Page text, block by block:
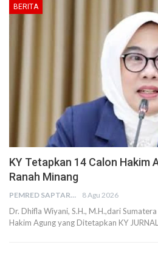
BERITA
KY Tetapkan 14 Calon Hakim
Ranah Minang
PEMRED SAPTARIUS 8 Agu 2026
Dr. Dhifla Wiyani, S.H., M.H.,dari
Hakim Agung yang Ditetapkan KY